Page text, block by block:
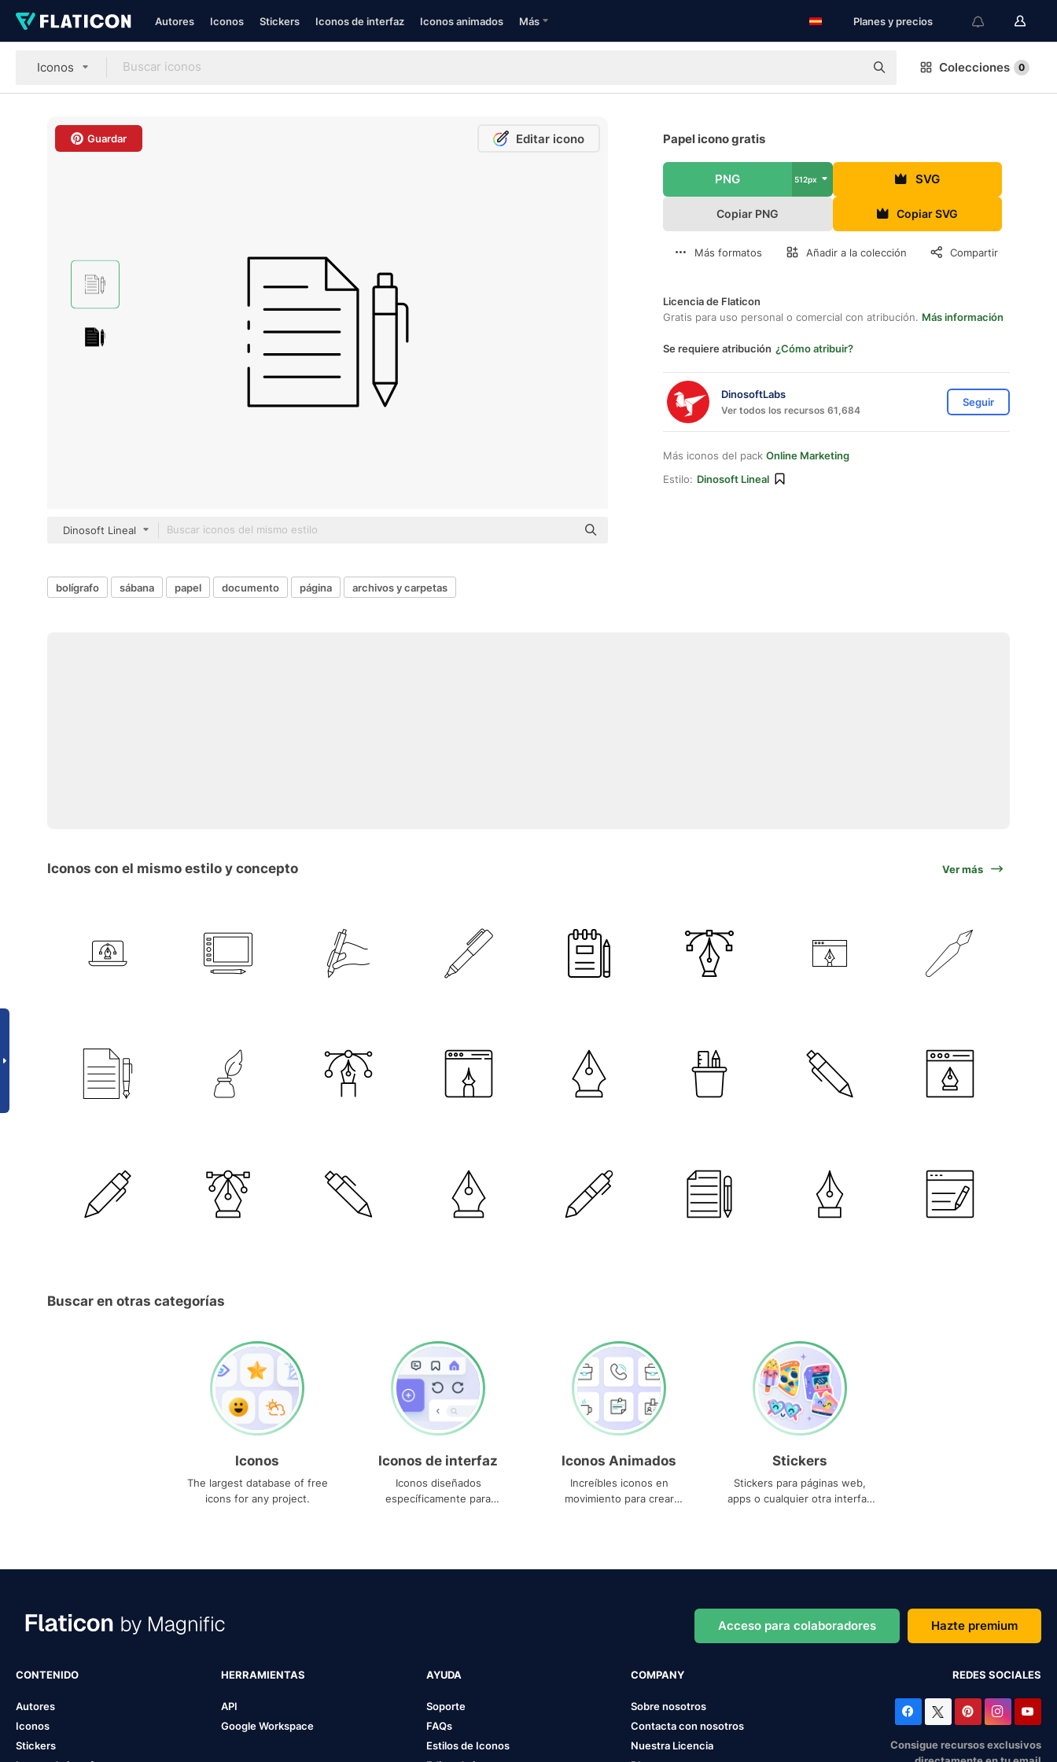
Autores Iconos Stickers Iconos de interfaz Iconos animados Más Planes y precios
Iconos Colecciones 0
Guardar Editar icono
Dinosoft Lineal
Papel icono gratis
PNG 512px SVG
Copiar PNG Copiar SVG
Más formatos Añadir a la colección Compartir
Licencia de Flaticon
Gratis para uso personal o comercial con atribución. Más información
Se requiere atribución ¿Cómo atribuir?
DinosoftLabs
Ver todos los recursos 61,684
Seguir
Más iconos del pack Online Marketing
Estilo: Dinosoft Lineal
bolígrafo sábana papel documento página archivos y carpetas
Iconos con el mismo estilo y concepto Ver más
Buscar en otras categorías
Iconos
The largest database of free
icons for any project.
Iconos de interfaz
Iconos diseñados
específicamente para
Iconos Animados
Increíbles iconos en
movimiento para crear
Stickers
Stickers para páginas web,
apps o cualquier otra interfaz
Acceso para colaboradores Hazte premium
CONTENIDO
Autores
Iconos
Stickers
HERRAMIENTAS
API
Google Workspace
AYUDA
Soporte
FAQs
Estilos de Iconos
COMPANY
Sobre nosotros
Contacta con nosotros
Nuestra Licencia
REDES SOCIALES
Consigue recursos exclusivos